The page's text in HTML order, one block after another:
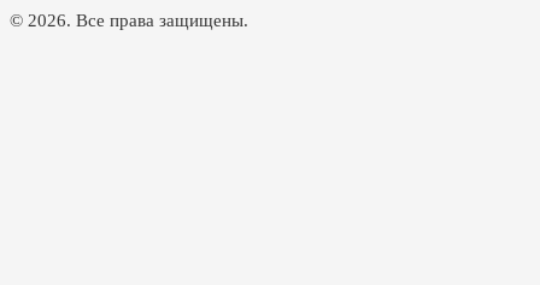
© 2026. Все права защищены.